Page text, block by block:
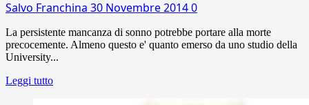
Salvo Franchina 30 Novembre 20140
La persistente mancanza di sonno potrebbe portare alla morte
precocemente. Almeno questo e' quanto emerso da uno studio della
University...
Leggi tutto